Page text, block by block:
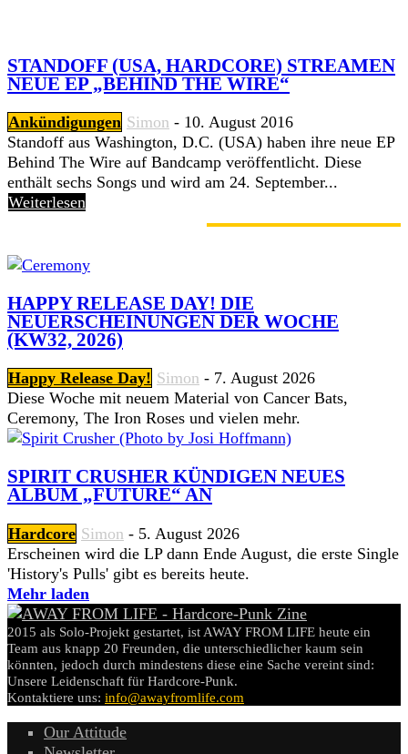
STANDOFF (USA, HARDCORE) STREAMEN
NEUE EP „BEHIND THE WIRE“
Ankündigungen Simon - 10. August 2016
Standoff aus Washington, D.C. (USA) haben ihre neue EP
Behind The Wire auf Bandcamp veröffentlicht. Diese
enthält sechs Songs und wird am 24. September...
Weiterlesen
HAPPY RELEASE DAY! DIE
NEUERSCHEINUNGEN DER WOCHE
(KW32, 2026)
Happy Release Day! Simon - 7. August 2026
Diese Woche mit neuem Material von Cancer Bats,
Ceremony, The Iron Roses und vielen mehr.
SPIRIT CRUSHER KÜNDIGEN NEUES
ALBUM „FUTURE“ AN
Hardcore Simon - 5. August 2026
Erscheinen wird die LP dann Ende August, die erste Single
'History's Pulls' gibt es bereits heute.
Mehr laden
2015 als Solo-Projekt gestartet, ist AWAY FROM LIFE heute ein
Team aus knapp 20 Freunden, die unterschiedlicher kaum sein
könnten, jedoch durch mindestens diese eine Sache vereint sind:
Unsere Leidenschaft für Hardcore-Punk.
Kontaktiere uns: info@awayfromlife.com
Our Attitude